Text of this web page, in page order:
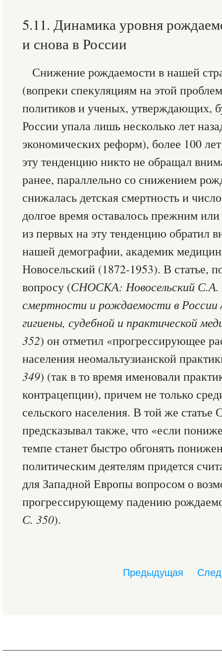
5.11. Динамика уровня
и снова в России
Снижение рождаемости в нашей
(вопреки спекуляциям на этой
политиков и ученых, утверждающих,
России упала лишь несколько лет
экономических реформ), более 100
эту тенденцию никто не обращал
ранее, параллельно со снижением
снижалась детская смертность и
долгое время оставалось прежним
из первых на эту тенденцию обратил
нашей демографии, академик
Новосельский (1872-1953). В статье,
вопросу (СНОСКА: Новосельский С.А.
смертности и рождаемости в
гигиены, судебной и практической
352) он отметил «прогрессирующее
населения неомальтузианской
349) (так в то время именовали
контрацепции), причем не только
сельского населения. В той же
предсказывал также, что «если
темпе станет быстро обгонять
политическим деятелям придется
для Западной Европы вопросом о
прогрессирующему падению
С. 350).
Предыдущая